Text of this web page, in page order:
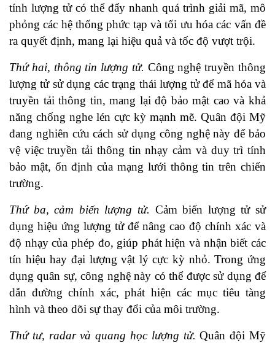
tính lượng tử có thể đẩy nhanh quá trình giải mã, mô
phỏng các hệ thống phức tạp và tối ưu hóa các vấn đề
ra quyết định, mang lại hiệu quả và tốc độ vượt trội.
Thứ hai, thông tin lượng tử. Công nghệ truyền thông
lượng tử sử dụng các trạng thái lượng tử để mã hóa và
truyền tải thông tin, mang lại độ bảo mật cao và khả
năng chống nghe lén cực kỳ mạnh mẽ. Quân đội Mỹ
đang nghiên cứu cách sử dụng công nghệ này để bảo
vệ việc truyền tải thông tin nhạy cảm và duy trì tính
bảo mật, ổn định của mạng lưới thông tin trên chiến
trường.
Thứ ba, cảm biến lượng tử. Cảm biến lượng tử sử
dụng hiệu ứng lượng tử để nâng cao độ chính xác và
độ nhạy của phép đo, giúp phát hiện và nhận biết các
tín hiệu hay đại lượng vật lý cực kỳ nhỏ. Trong ứng
dụng quân sự, công nghệ này có thể được sử dụng để
dẫn đường chính xác, phát hiện các mục tiêu tàng
hình và theo dõi sự thay đổi của môi trường.
Thứ tư, radar và quang học lượng tử.Quân đội Mỹ